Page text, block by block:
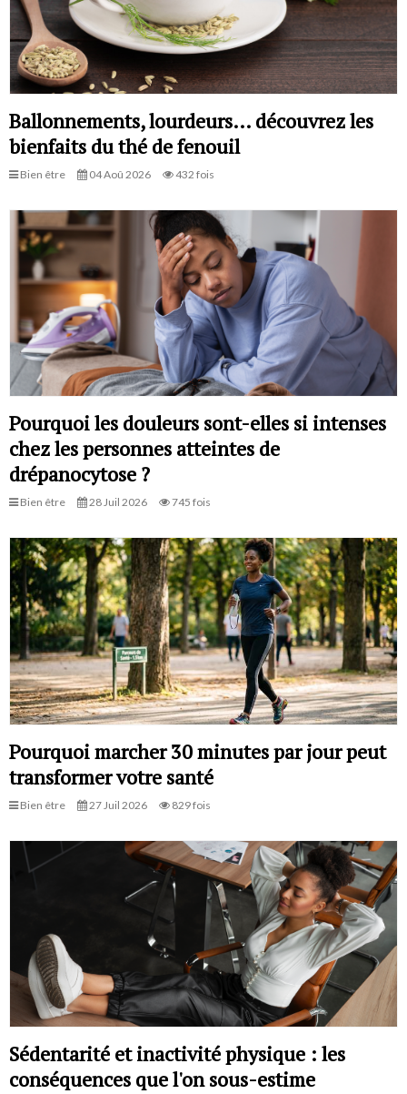
Ballonnements, lourdeurs… découvrez les
bienfaits du thé de fenouil
Bien être 04 Aoû 2026 432 fois
Pourquoi les douleurs sont-elles si intenses
chez les personnes atteintes de
drépanocytose ?
Bien être 28 Juil 2026 745 fois
Pourquoi marcher 30 minutes par jour peut
transformer votre santé
Bien être 27 Juil 2026 829 fois
Sédentarité et inactivité physique : les
conséquences que l'on sous-estime